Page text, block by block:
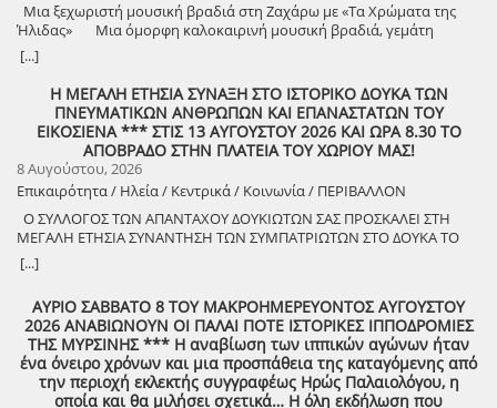
Μια ξεχωριστή μουσική βραδιά στη Ζαχάρω με «Τα Χρώματα της
Ήλιδας» Μια όμορφη καλοκαιρινή μουσική βραδιά, γεμάτη
μελωδίες, πολιτισμό και καλή διάθεση, διοργανώνει ο Δήμος
Ζαχάρως, στο πλαίσιο του Καλοκαιρινού Πολιτιστικού
Προγράμματος. Τη Δευτέρα 10 Αυγούστου, στις 21:30, το προαύλιο
του Γυμνασίου Ζαχάρως θα γεμίσει μουσική, καθώς η Ορχήστρα «Τα
Χρώματα της Ήλιδας» θα παρουσιάσει ένα ξεχωριστό μουσικό
πρόγραμμα. Μια βραδιά που έρχεται να ενώσει ανθρώπους
διαφορετικών ηλικιών μέσα από τη δύναμη της μουσικής και να
προσφέρει σε κατοίκους και επισκέπτες μια όμορφη καλοκαιρινή
έξοδο. Ο Δήμος Ζαχάρως συνεχίζει να επενδύει στον πολιτισμό και να
δημιουργεί αφορμές για συνάντηση, ψυχαγωγία και συμμετοχή.
Δευτέρα 10 Αυγούστου | 21:30 Προαύλιο Γυμνασίου Ζαχάρως
[...]
Η ΜΕΓΑΛΗ ΕΤΗΣΙΑ ΣΥΝΑΞΗ ΣΤΟ ΙΣΤΟΡΙΚΟ ΔΟΥΚΑ ΤΩΝ
ΠΝΕΥΜΑΤΙΚΩΝ ΑΝΘΡΩΠΩΝ ΚΑΙ ΕΠΑΝΑΣΤΑΤΩΝ ΤΟΥ
ΕΙΚΟΣΙΕΝΑ *** ΣΤΙΣ 13 ΑΥΓΟΥΣΤΟΥ 2026 ΚΑΙ ΩΡΑ 8.30 ΤΟ
ΑΠΟΒΡΑΔΟ ΣΤΗΝ ΠΛΑΤΕΙΑ ΤΟΥ ΧΩΡΙΟΥ ΜΑΣ!
8 Αυγούστου, 2026
Επικαιρότητα / Ηλεία / Κεντρικά / Κοινωνία / ΠΕΡΙΒΑΛΛΟΝ
Ο ΣΥΛΛΟΓΟΣ ΤΩΝ ΑΠΑΝΤΑΧΟΥ ΔΟΥΚΙΩΤΩΝ ΣΑΣ ΠΡΟΣΚΑΛΕΙ ΣΤΗ
ΜΕΓΑΛΗ ΕΤΗΣΙΑ ΣΥΝΑΝΤΗΣΗ ΤΩΝ ΣΥΜΠΑΤΡΙΩΤΩΝ ΣΤΟ ΔΟΥΚΑ ΤΟ
ΑΘΑΝΑΤΟ! Μεγάλη η χαρά η δική μας για το ριζιμιό μας και για
τον επαναστάτη πρόγονό μας που πολέμησε με το σπαθί στο χέρι
κανόνια του αγώνα! ΦΩΤΟΓΡΑΦΙΕΣ ΚΑΙ ΠΡΟΣΚΛΗΣΗ ΓΙΑ ΤΟ
ΣΥΝΑΠΑΝΤΗΜΑ (Πατήστε πάνω στο σύνδεσμο για να ανοίξει το
αρχείο) Ο Σύλλογος των απανταχού Δουκιωτών σάς προσκαλεί στην
εκδήλωση που θα πραγματοποιηθεί στο χωριό μας, το ΔΟΥΚΑ, σε
συνδιοργάνωση με τον Δήμο Αρχαίας Ολυμπίας, στις 13 Αυγούστου,
[...]
ΑΥΡΙΟ ΣΑΒΒΑΤΟ 8 ΤΟΥ ΜΑΚΡΟΗΜΕΡΕΥΟΝΤΟΣ ΑΥΓΟΥΣΤΟΥ
2026 ΑΝΑΒΙΩΝΟΥΝ ΟΙ ΠΑΛΑΙ ΠΟΤΕ ΙΣΤΟΡΙΚΕΣ ΙΠΠΟΔΡΟΜΙΕΣ
ΤΗΣ ΜΥΡΣΙΝΗΣ *** Η αναβίωση των ιππικών αγώνων ήταν
ένα όνειρο χρόνων και μια προσπάθεια της καταγόμενης από
την περιοχή εκλεκτής συγγραφέως Ηρώς Παλαιολόγου, η
οποία και θα μιλήσει σχετικά… Η όλη εκδήλωση που